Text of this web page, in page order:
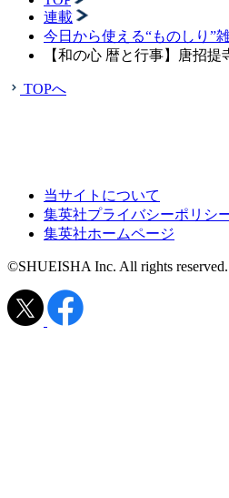
連載
今日から使える“ものしり”雑
【和の心 暦と行事】唐招提
TOPへ
当サイトについて
集英社プライバシーポリシ
集英社ホームページ
©SHUEISHA Inc. All rights reserved.